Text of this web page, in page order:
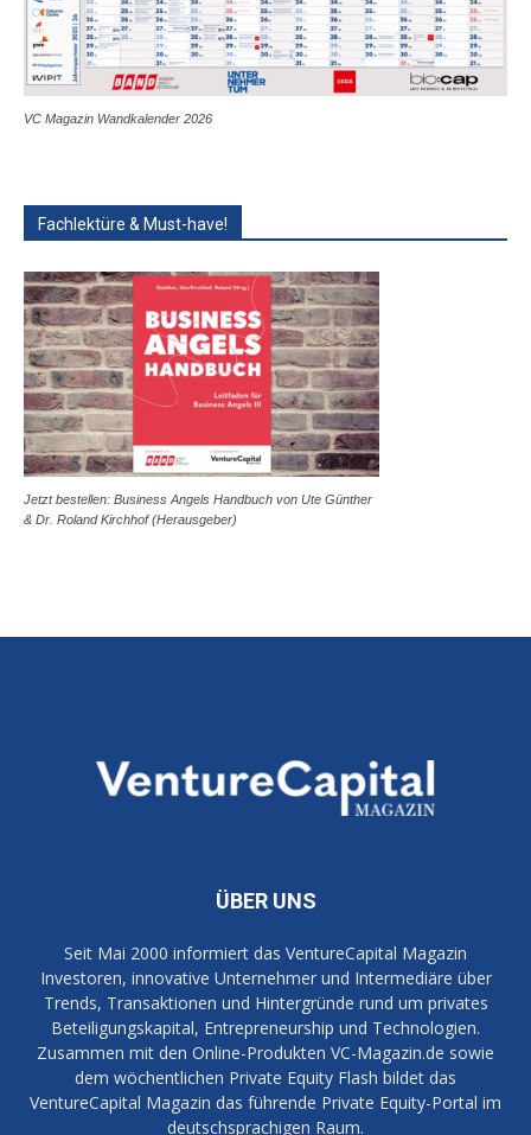
VC Magazin Wandkalender 2026
Fachlektüre & Must-have!
Jetzt bestellen: Business Angels Handbuch von Ute Günther
& Dr. Roland Kirchhof (Herausgeber)
ÜBER UNS
Seit Mai 2000 informiert das VentureCapital Magazin
Investoren, innovative Unternehmer und Intermediäre über
Trends, Transaktionen und Hintergründe rund um privates
Beteiligungskapital, Entrepreneurship und Technologien.
Zusammen mit den Online-Produkten VC-Magazin.de sowie
dem wöchentlichen Private Equity Flash bildet das
VentureCapital Magazin das führende Private Equity-Portal im
deutschsprachigen Raum.